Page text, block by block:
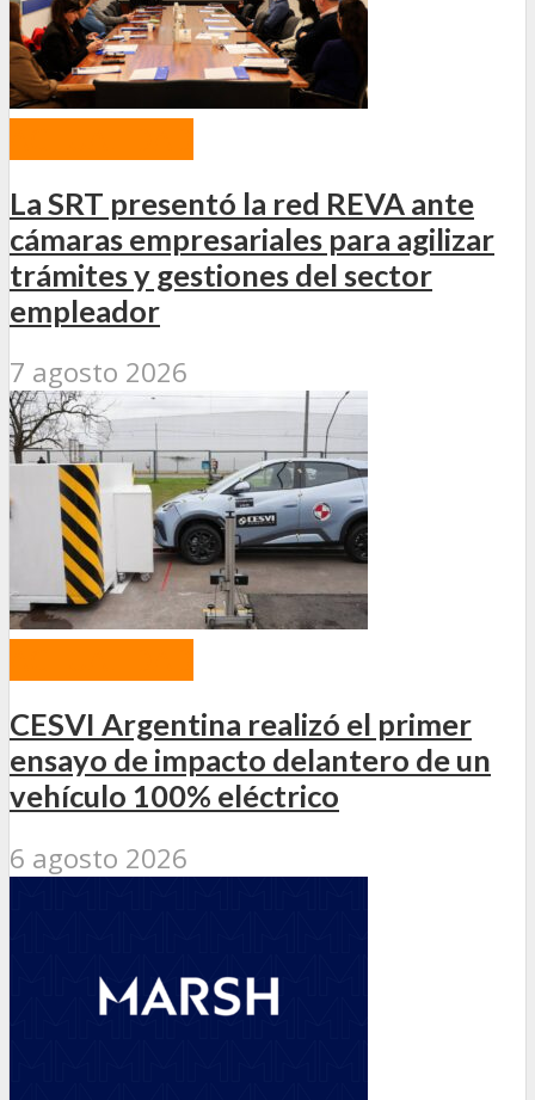
La SRT presentó la red REVA ante
cámaras empresariales para agilizar
trámites y gestiones del sector
empleador
7 agosto 2026
CESVI Argentina realizó el primer
ensayo de impacto delantero de un
vehículo 100% eléctrico
6 agosto 2026